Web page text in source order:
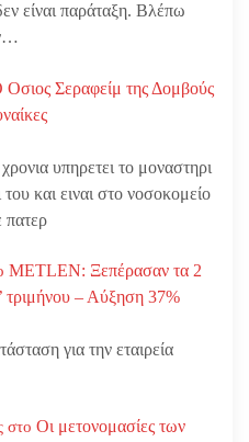
είναι παράταξη. Βλέπω
Οσιος Σεραφείμ της Δομβούς
υπηρετει το μοναστηρι
και ειναι στο νοσοκομείο
πατερ
METLEN: Ξεπέρασαν τα 2
τριμήνου – Αύξηση 37%
για την εταιρεία
στο Οι μετονομασίες των